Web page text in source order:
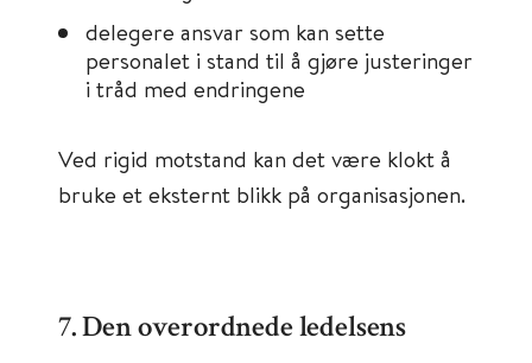
delegere ansvar som kan sette
personalet i stand til å gjøre justeringer
i tråd med endringene
Ved rigid motstand kan det være klokt å
bruke et eksternt blikk på organisasjonen.
7. Den overordnede ledelsens